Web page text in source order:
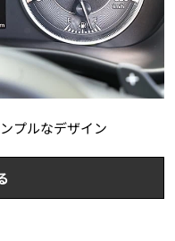
プルなデザイン